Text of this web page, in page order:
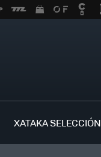
XATAKA SELECCIÓN